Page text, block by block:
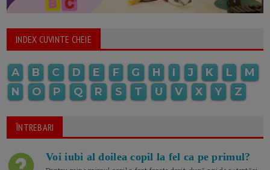
INDEX CUVINTE CHEIE
A B C D E F G H I J K L
M
N
O P Q R S T U V X Y Z
ÎNTREBARI
Voi iubi al doilea copil la fel ca pe primul?